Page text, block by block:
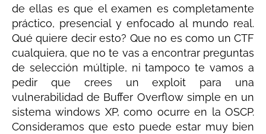
de ellas es que el examen es completamente
práctico, presencial y enfocado al mundo real.
Qué quiere decir esto? Que no es como un CTF
cualquiera, que no te vas a encontrar preguntas
de selección múltiple, ni tampoco te vamos a
pedir que crees un exploit para una
vulnerabilidad de Buffer Overflow simple en un
sistema windows XP, como ocurre en la OSCP.
Consideramos que esto puede estar muy bien